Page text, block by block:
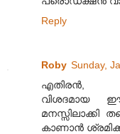
Reply
Roby Sunday,
എതിരന്‍,
വിശദമായ
മനസ്സിലാക്കി
കാണാന്‍